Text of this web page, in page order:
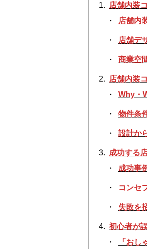
店舗内装
店舗内
店舗デ
商業空
店舗内装
Why・
物件条
設計か
成功する
成功事
コンセ
失敗を
初心者が
「おし